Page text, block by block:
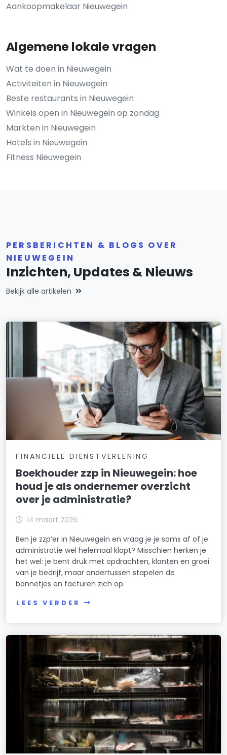
Aankoopmakelaar Nieuwegein
Algemene lokale vragen
Wat te doen in Nieuwegein
Activiteiten in Nieuwegein
Beste restaurants in Nieuwegein
Winkels open in Nieuwegein op zondag
Markten in Nieuwegein
Hotels in Nieuwegein
Fitness Nieuwegein
PERSBERICHTEN & BLOGS OVER
NIEUWEGEIN
Inzichten, Updates & Nieuws
Bekijk alle artikelen
FINANCIELE DIENSTVERLENING
Boekhouder zzp in Nieuwegein: hoe
houd je als ondernemer overzicht
over je administratie?
14 maart 2026
Ben je zzp’er in Nieuwegein en vraag je je soms af of je
administratie wel helemaal klopt? Misschien herken je
het wel: je bent druk met opdrachten, klanten en groei
van je bedrijf, maar ondertussen stapelen de
bonnetjes en facturen zich op.
LEES VERDER